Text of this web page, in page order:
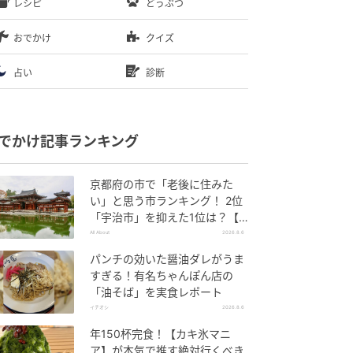
レシピ どうぶつ
おでかけ クイズ
占い 診断
かけ記事ランキング
京都府の市で「老後に住みた
い」と思う市ランキング！ 2位
「宇治市」を抑えた1位は？【2
026年調査】
All About 2026.8.6
パンチの効いた醤油ダレがうま
すぎる！有名ちゃんぽん店の
「油そば」を実食レポート
イチオシ 2026.8.6
年150杯完食！【カキ氷マニ
ア】が本気で推す絶対行くべき